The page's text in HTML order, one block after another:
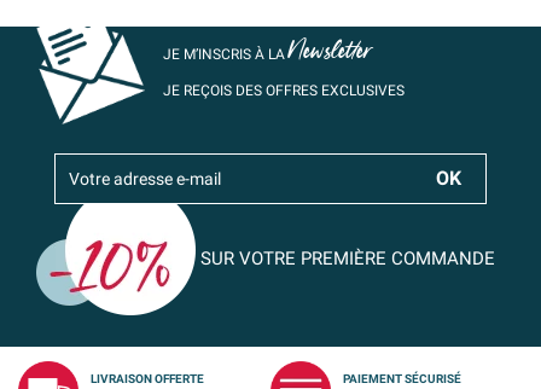
JE M’INSCRIS À LANewsletter
JE REÇOIS DES OFFRES EXCLUSIVES
SUR VOTRE PREMIÈRE COMMANDE
LIVRAISON OFFERTE
PAIEMENT SÉCURISÉ